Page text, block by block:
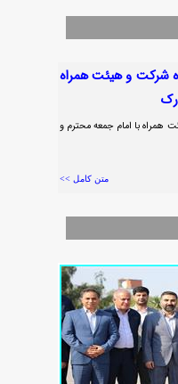
شركت و هيئت همراه
همراه با امام جمعه محترم و
متن کامل >>